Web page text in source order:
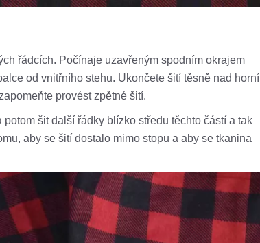
řádcích. Počínaje uzavřeným spodním okrajem
od vnitřního stehu. Ukončete šití těsně nad horní
provést zpětné šití.
šit další řádky blízko středu těchto částí a tak
aby se šití dostalo mimo stopu a aby se tkanina